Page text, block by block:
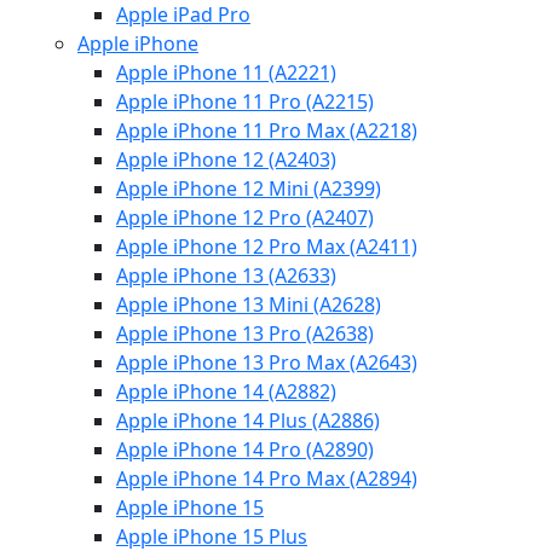
Apple iPad Pro
Apple iPhone
Apple iPhone 11 (A2221)
Apple iPhone 11 Pro (A2215)
Apple iPhone 11 Pro Max (A2218)
Apple iPhone 12 (A2403)
Apple iPhone 12 Mini (A2399)
Apple iPhone 12 Pro (A2407)
Apple iPhone 12 Pro Max (A2411)
Apple iPhone 13 (A2633)
Apple iPhone 13 Mini (A2628)
Apple iPhone 13 Pro (A2638)
Apple iPhone 13 Pro Max (A2643)
Apple iPhone 14 (A2882)
Apple iPhone 14 Plus (A2886)
Apple iPhone 14 Pro (A2890)
Apple iPhone 14 Pro Max (A2894)
Apple iPhone 15
Apple iPhone 15 Plus